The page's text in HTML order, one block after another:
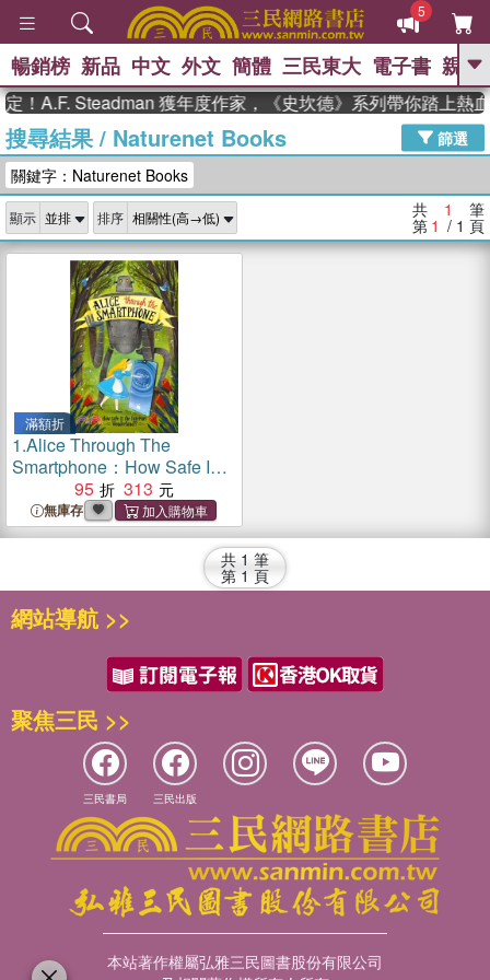
5
GO
熱搜： 東野圭吾 The Odyssey 、
父親節 、 如果歷史是一群喵 、 暑期
念華 、 台灣的李登輝時代 、 數學女
孩：黎曼猜想
偉大的迷走神經
暢銷榜 新品 中文 外文 簡體 三民東大 電子書 親子
！A.F. Steadman 獲年度作家，《史坎德》系列帶你踏上熱
搜尋結果/ Naturenet Books
篩選
關鍵字：Naturenet Books
顯示 排序 共 1 筆
第 1 / 1 頁
滿額折
1.Alice Through The
Smartphone：How Safe Is
The Internet Wonderland?
95 313
無庫存
共 1 筆
第 1 頁
網站導航 >>
聚焦三民 >>
三民書局 三民出版
本站著作權屬弘雅三民圖書股份有限公司